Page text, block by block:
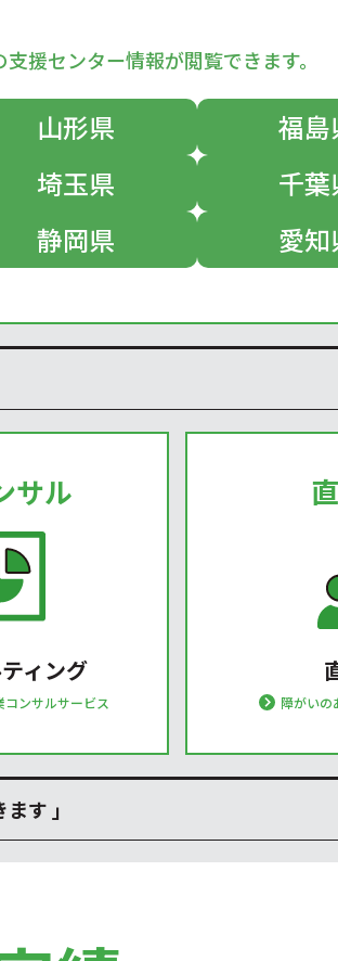
援センター情報が閲覧できます。
山形県
福島
埼玉県
千葉
静岡県 愛知
サル
ィング
ンサルサービス 障がいの
す 」